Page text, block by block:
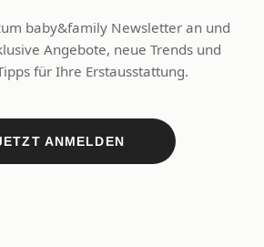
baby&family Newsletter an und
Angebote, neue Trends und
für Ihre Erstausstattung.
ANMELDEN